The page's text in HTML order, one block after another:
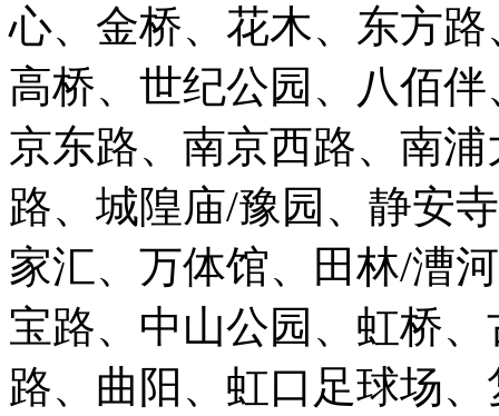
心、金桥、花木、东方
高桥、世纪公园、八佰
京东路、南京西路、南
路、城隍庙/豫园、静安
家汇、万体馆、田林/漕
宝路、中山公园、虹桥
路、曲阳、虹口足球场